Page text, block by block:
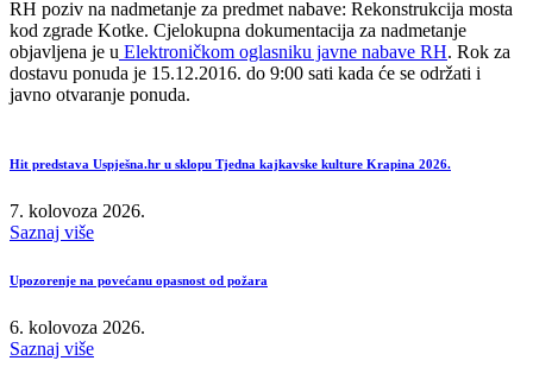
RH poziv na nadmetanje za predmet nabave: Rekonstrukcija mosta
kod zgrade Kotke. Cjelokupna dokumentacija za nadmetanje
objavljena je u Elektroničkom oglasniku javne nabave RH. Rok za
dostavu ponuda je 15.12.2016. do 9:00 sati kada će se održati i
javno otvaranje ponuda.
Hit predstava Uspješna.hr u sklopu Tjedna kajkavske kulture Krapina 2026.
7. kolovoza 2026.
Saznaj više
Upozorenje na povećanu opasnost od požara
6. kolovoza 2026.
Saznaj više